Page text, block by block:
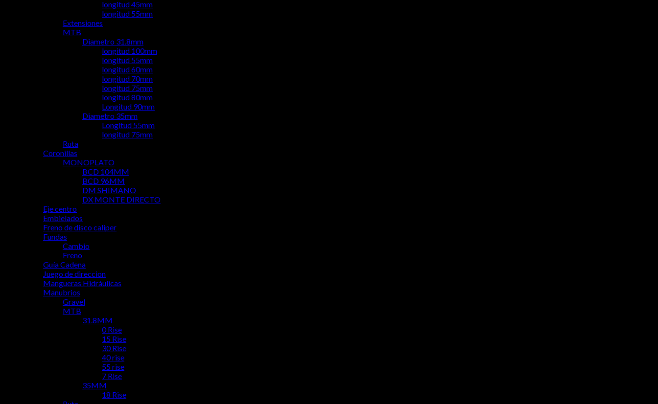
longitud 45mm
longitud 55mm
Extensiones
MTB
Diametro 31.8mm
longitud 100mm
longitud 55mm
longitud 60mm
longitud 70mm
longitud 75mm
longitud 80mm
Longitud 90mm
Diametro 35mm
Longitud 55mm
longitud 75mm
Ruta
Coronillas
MONOPLATO
BCD 104MM
BCD 96MM
DM SHIMANO
DX MONTE DIRECTO
Eje centro
Embielados
Freno de disco caliper
Fundas
Cambio
Freno
Guía Cadena
Juego de direccion
Mangueras Hidráulicas
Manubrios
Gravel
MTB
31.8MM
0 Rise
15 Rise
30 Rise
40 rise
55 rise
7 Rise
35MM
18 Rise